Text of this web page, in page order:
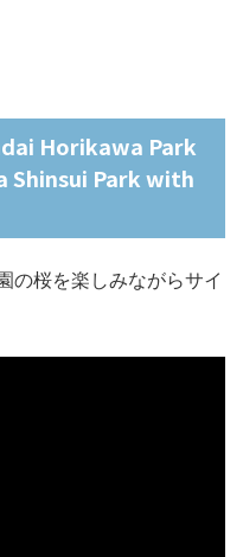
Horikawa Park
Shinsui Park with
の桜を楽しみながらサイ